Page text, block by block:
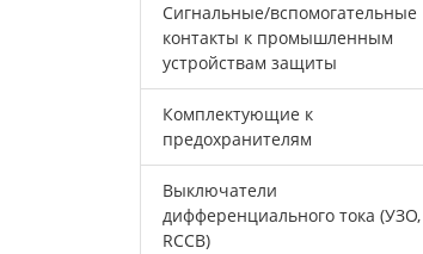
Сигнальные/вспомогательные
контакты к промышленным
устройствам защиты
Комплектующие к
предохранителям
Выключатели
дифференциального тока (УЗО,
RCCB)